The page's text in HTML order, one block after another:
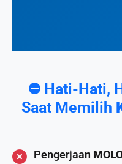
⛔️ Hati-Hati,
Saat Memilih
Pengerjaan